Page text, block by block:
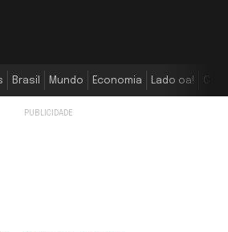
Brasil Mundo Economia Lado oa!